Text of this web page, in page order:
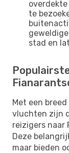
te
stad en
Met een
vluchten zijn
reizigers naar
Deze
maar bieden